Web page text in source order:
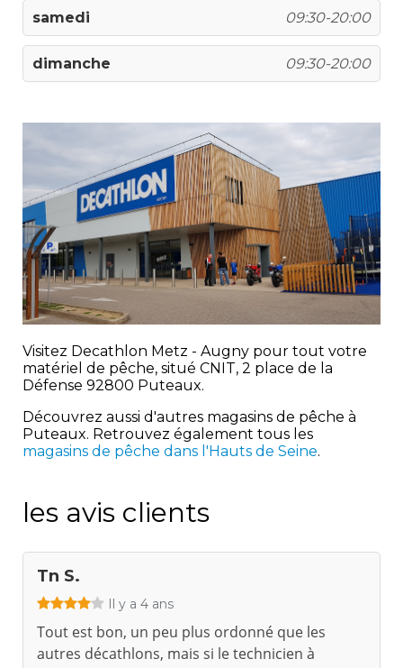
samedi 09:30-20:00
dimanche 09:30-20:00
Visitez Decathlon Metz - Augny pour tout votre
matériel de pêche, situé CNIT, 2 place de la
Défense 92800 Puteaux.
Découvrez aussi d'autres magasins de pêche à
Puteaux. Retrouvez également tous les
magasins de pêche dans l'Hauts de Seine.
les avis clients
Tn S.
Il y a 4 ans
Tout est bon, un peu plus ordonné que les
autres décathlons, mais si le technicien à